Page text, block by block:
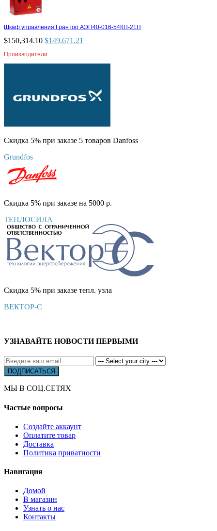
Шкаф управления Грантор АЭП40-016-54КП-21П
$150,314.10 $149,671.21
Производители
Скидка 5% при заказе 5 товаров Danfoss
Grundfos
Скидка 5% при заказе на 5000 р.
ТЕПЛОСИЛА
Скидка 5% при заказе тепл. узла
ВЕКТОР-С
УЗНАВАЙТЕ НОВОСТИ ПЕРВЫМИ
МЫ В СОЦ.СЕТЯХ
Частые вопросы
Создайте аккаунт
Оплатите товар
Доставка
Политика приватности
Навигация
Домой
В магазин
Узнать о нас
Контакты